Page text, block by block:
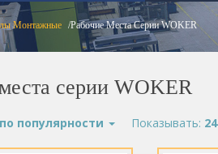
Монтажные Рабочие Места Серии WOKER
серии WOKER
по популярности Показывать: 24